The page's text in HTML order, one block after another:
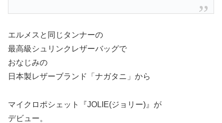
エルメスと同じタンナーの
最高級シュリンクレザーバッグで
おなじみの
日本製レザーブランド「ナガタニ」から
マイクロポシェット『JOLIE(ジョリー)』が
デビュー。